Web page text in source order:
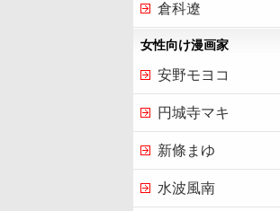
倉科遼
女性向け漫画家
安野モヨコ
円城寺マキ
新條まゆ
水波風南